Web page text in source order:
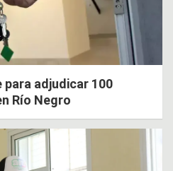
para adjudicar 100
Río Negro